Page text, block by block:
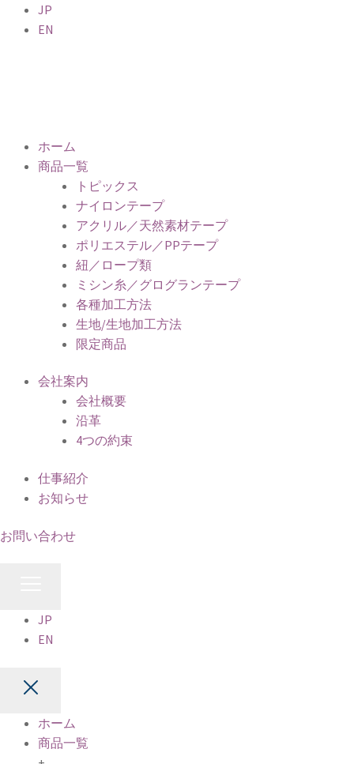
JP
EN
ホーム
商品一覧
トピックス
ナイロンテープ
アクリル／天然素材テープ
ポリエステル／PPテープ
紐／ロープ類
ミシン糸／グログランテープ
各種加工方法
生地/生地加工方法
限定商品
会社案内
会社概要
沿革
4つの約束
仕事紹介
お知らせ
お問い合わせ
JP
EN
ホーム
商品一覧